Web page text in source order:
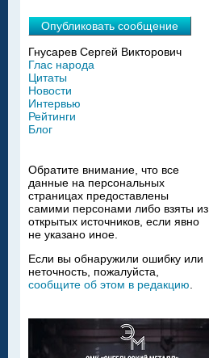
Опубликовать сообщение
Гнусарев Сергей Викторович
Глас народа
Цитаты
Новости
Интервью
Рейтинги
Блог
Обратите внимание, что все
данные на персональных
страницах предоставлены
самими персонами либо взяты из
открытых источников, если явно
не указано иное.
Если вы обнаружили ошибку или
неточность, пожалуйста,
сообщите об этом в редакцию